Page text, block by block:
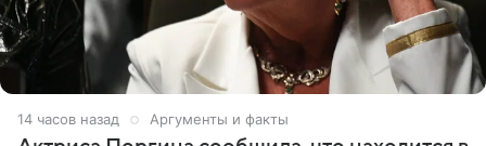
14 часов назад Аргументы и факты